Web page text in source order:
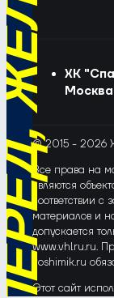
ХК
Москва
© 2015 - 2026
Все права на
являются
соответствии
материалов и
допускается
www.vhlru.ru.
voshimik.ru
Этот сайт